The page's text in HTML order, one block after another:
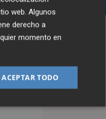
web. Algunos
derecho a
momento en
ACEPTAR TODO